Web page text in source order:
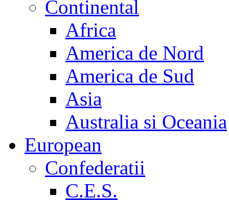
Continental
Africa
America de Nord
America de Sud
Asia
Australia si Oceania
European
Confederatii
C.E.S.